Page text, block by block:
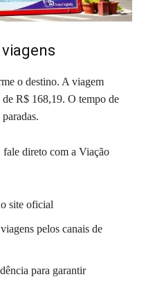
o destino. A viagem
R$ 168,19. O tempo de
fale direto com a Viação
site oficial
pelos canais de
para garantir